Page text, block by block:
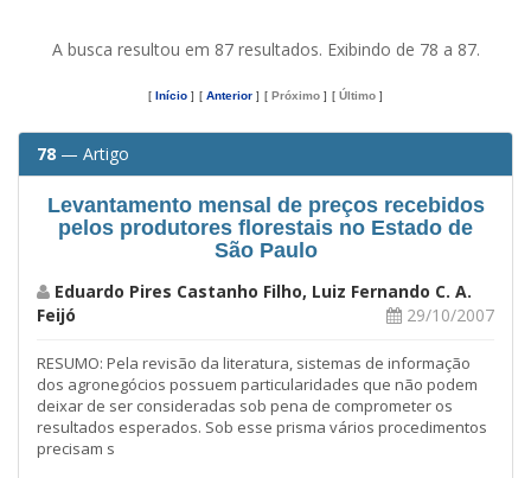
A busca resultou em 87 resultados. Exibindo de 78 a 87.
[ Início ] [ Anterior ] [ Próximo ] [ Último ]
78 — Artigo
Levantamento mensal de preços recebidos
pelos produtores florestais no Estado de
São Paulo
Eduardo Pires Castanho Filho, Luiz Fernando C. A.
Feijó
29/10/2007
RESUMO: Pela revisão da literatura, sistemas de informação
dos agronegócios possuem particularidades que não podem
deixar de ser consideradas sob pena de comprometer os
resultados esperados. Sob esse prisma vários procedimentos
precisam s